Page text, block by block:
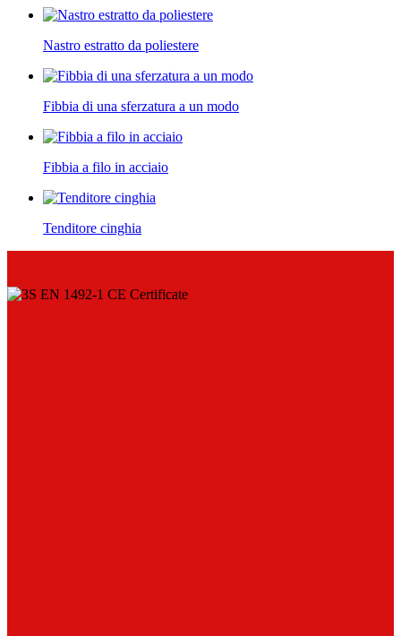
Nastro estratto da poliestere
Fibbia di una sferzatura a un modo
Fibbia a filo in acciaio
Tenditore cinghia